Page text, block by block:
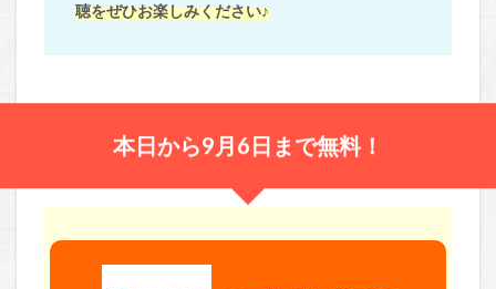
聴をぜひお楽しみください♪
本日から9月6日まで無料！